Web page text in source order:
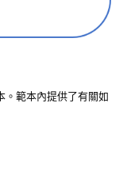
。範本內提供了有關如